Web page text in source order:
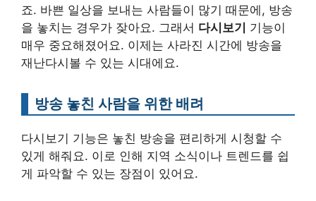
죠. 바쁜 일상을 보내는 사람들이 많기 때문에, 방송
을 놓치는 경우가 잦아요. 그래서 다시보기 기능이
매우 중요해졌어요. 이제는 사라진 시간에 방송을
재난다시볼 수 있는 시대에요.
방송 놓친 사람을 위한 배려
다시보기 기능은 놓친 방송을 편리하게 시청할 수
있게 해줘요. 이로 인해 지역 소식이나 트렌드를 쉽
게 파악할 수 있는 장점이 있어요.